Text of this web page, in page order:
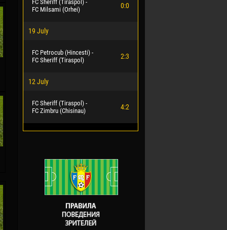
FC Sheriff (Tiraspol) -
FC Milsami (Orhei)
0:0
19 July
FC Petrocub (Hincesti) -
FC Sheriff (Tiraspol)
2:3
12 July
FC Sheriff (Tiraspol) -
FC Zimbru (Chisinau)
4:2